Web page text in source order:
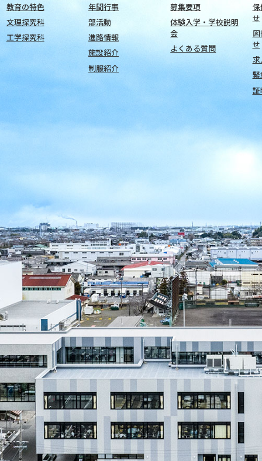
教育の特色
文理探究科
工学探究科
年間行事
部活動
進路情報
施設紹介
制服紹介
募集要項
体験入学・学校説明
会
よくある質問
せ
せ